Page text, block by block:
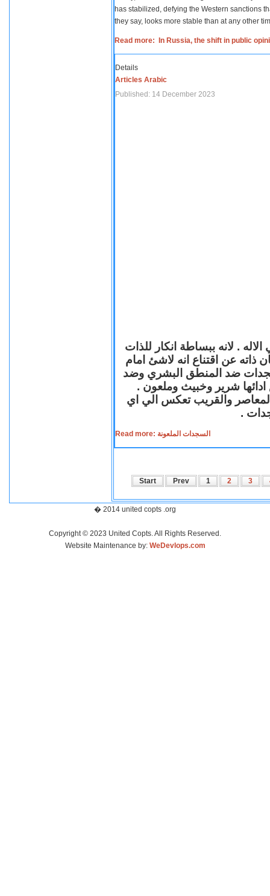
has stabilized, defying the Western sanctions
they say, looks more stable than at any other
Read more: In Russia, the shift in public
Details
Articles Arabic
Published: 14 December 2023
. لانه ببساطة انكار للذات
ذاته عن اقتناع انه لاشئ امام
ضد المنطق البشري وضد
ادائها شرير وخبيث وملعون .
المعاصر والقريب تعكس الي اي
.
Read more: السجدات الملعونة
Start Prev 1 2 3
� 2014 united copts .org
Copyright © 2023 United Copts. All Rights Reserved.
Website Maintenance by: WeDevlops.com